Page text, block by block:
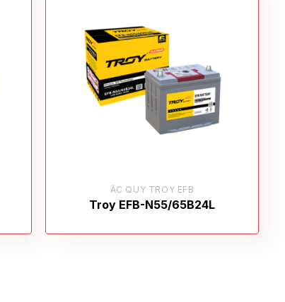
ẮC QUY TROY EFB
Troy EFB-N55/65B24L